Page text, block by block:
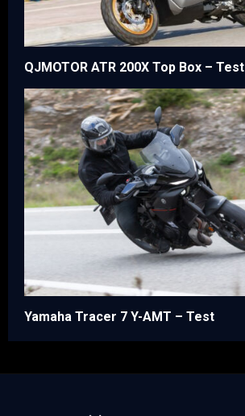
QJMOTOR ATR 200X Top Box – Test
Yamaha Tracer 7 Y-AMT – Test